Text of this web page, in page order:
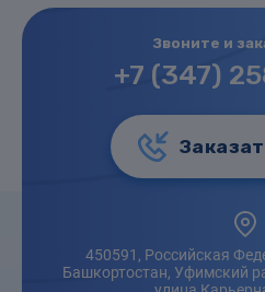
Звоните и
+7 (347)
450591, Российская
Башкортостан, Уфимский